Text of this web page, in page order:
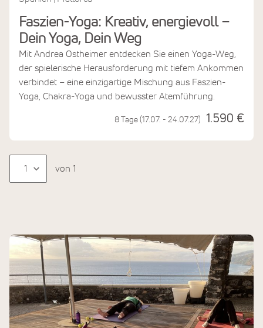
Faszien-Yoga: Kreativ, energievoll –
Dein Yoga, Dein Weg
Mit Andrea Ostheimer entdecken Sie einen Yoga-Weg,
der spielerische Herausforderung mit tiefem Ankommen
verbindet – eine einzigartige Mischung aus Faszien-
Yoga, Chakra-Yoga und bewusster Atemführung.
8 Tage (17.07. - 24.07.27) 1.590 €
von 1